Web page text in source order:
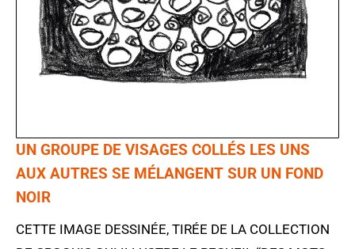
UN GROUPE DE VISAGES COLLÉS LES UNS
AUX AUTRES SE MÉLANGENT SUR UN FOND
NOIR
CETTE IMAGE DESSINÉE, TIRÉE DE LA COLLECTION